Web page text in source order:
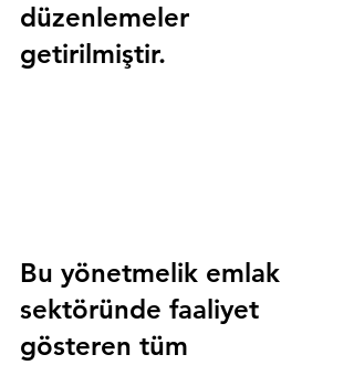
düzenlemeler
getirilmiştir.
Bu yönetmelik emlak
sektöründe faaliyet
gösteren tüm